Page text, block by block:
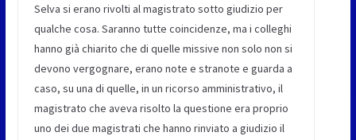
Selva si erano rivolti al magistrato sotto giudizio per
qualche cosa. Saranno tutte coincidenze, ma i colleghi
hanno già chiarito che di quelle missive non solo non si
devono vergognare, erano note e stranote e guarda a
caso, su una di quelle, in un ricorso amministrativo, il
magistrato che aveva risolto la questione era proprio
uno dei due magistrati che hanno rinviato a giudizio il